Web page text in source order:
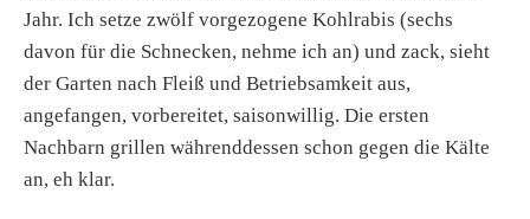
Jahr. Ich setze zwölf vorgezogene Kohlrabis (sechs
davon für die Schnecken, nehme ich an) und zack, sieht
der Garten nach Fleiß und Betriebsamkeit aus,
angefangen, vorbereitet, saisonwillig. Die ersten
Nachbarn grillen währenddessen schon gegen die Kälte
an, eh klar.